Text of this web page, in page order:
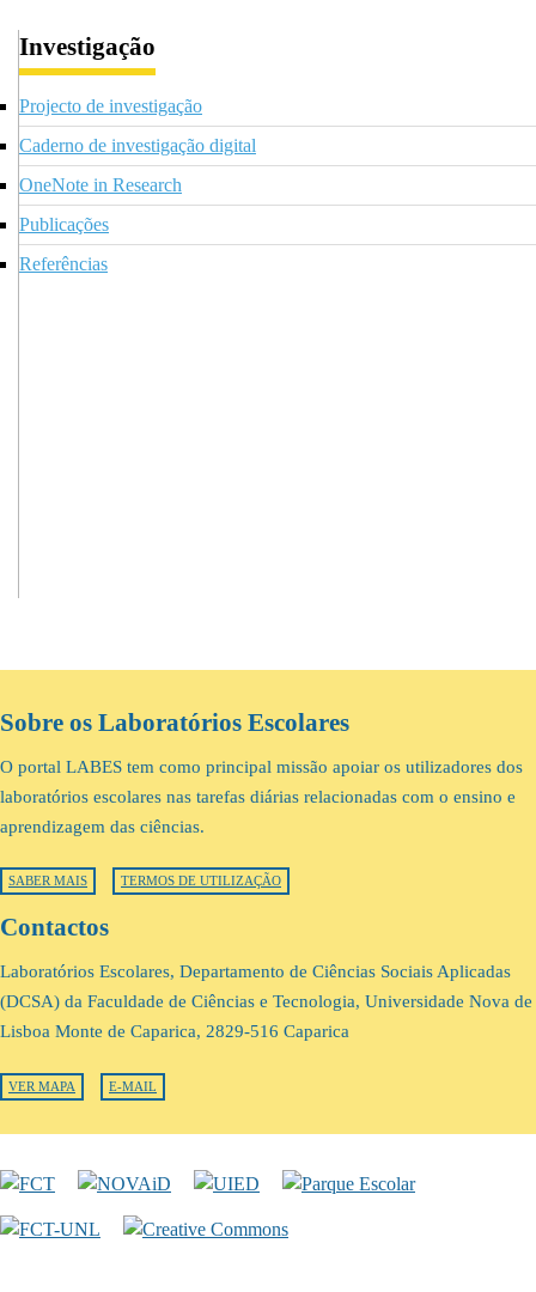
Investigação
Projecto de investigação
Caderno de investigação digital
OneNote in Research
Publicações
Referências
Sobre os Laboratórios Escolares
O portal LABES tem como principal missão apoiar os utilizadores dos
laboratórios escolares nas tarefas diárias relacionadas com o ensino e
aprendizagem das ciências.
SABER MAIS TERMOS DE UTILIZAÇÃO
Contactos
Laboratórios Escolares, Departamento de Ciências Sociais Aplicadas
(DCSA) da Faculdade de Ciências e Tecnologia, Universidade Nova de
Lisboa Monte de Caparica, 2829-516 Caparica
VER MAPA E-MAIL